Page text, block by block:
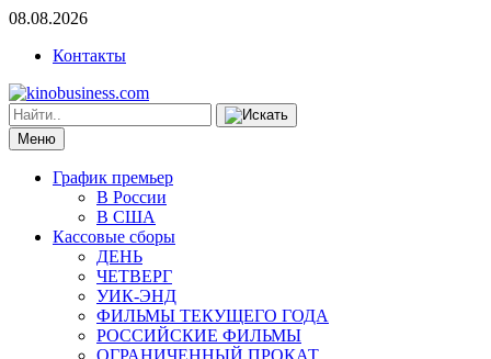
08.08.2026
Контакты
Меню
График премьер
В России
В США
Кассовые сборы
ДЕНЬ
ЧЕТВЕРГ
УИК-ЭНД
ФИЛЬМЫ ТЕКУЩЕГО ГОДА
РОССИЙСКИЕ ФИЛЬМЫ
ОГРАНИЧЕННЫЙ ПРОКАТ